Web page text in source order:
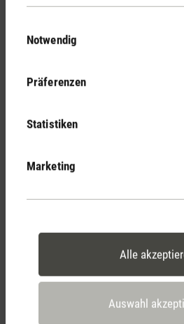
Notwendig
Präferenzen
Statistiken
Marketing
Alle
Auswahl
eigenem